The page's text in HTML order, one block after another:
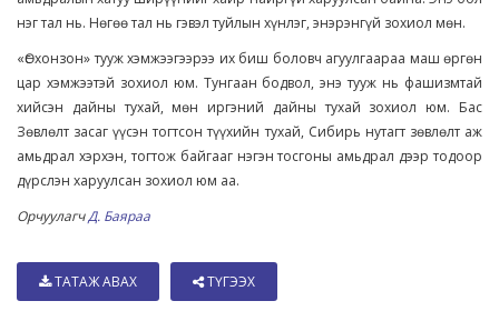
нэг тал нь. Нөгөө тал нь гэвэл туйлын хүнлэг, энэрэнгүй зохиол мөн.
«Өс хонзон» тууж хэмжээгээрээ их биш боловч агуулгаараа маш өргөн
цар хэмжээтэй зохиол юм. Тунгаан бодвол, энэ тууж нь фашизмтай
хийсэн дайны тухай, мөн иргэний дайны тухай зохиол юм. Бас
Зөвлөлт засаг үүсэн тогтсон түүхийн тухай, Сибирь нутагт зөвлөлт аж
амьдрал хэрхэн, тогтож байгааг нэгэн тосгоны амьдрал дээр тодоор
дүрслэн харуулсан зохиол юм аа.
ОрчуулагчД. Баяраа
ТАТАЖ АВАХ ТҮГЭЭХ